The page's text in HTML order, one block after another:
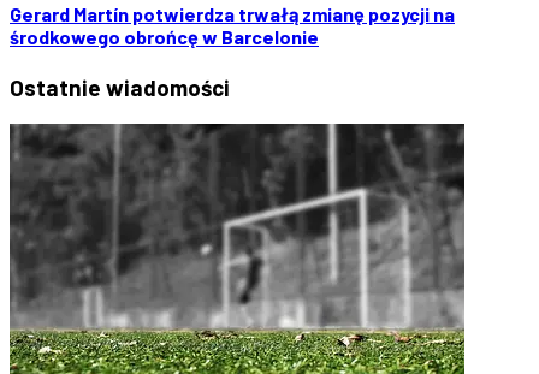
Gerard Martín potwierdza trwałą zmianę pozycji na
środkowego obrońcę w Barcelonie
Ostatnie wiadomości